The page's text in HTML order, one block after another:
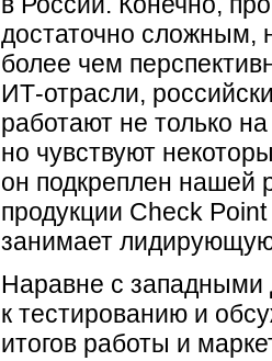
достаточно сложным,
более чем
ИТ-отрасли,
работают не только
но чувствуют
он подкреплен нашей
продукции Check
занимает
Наравне с западными
к тестированию и
итогов работы и